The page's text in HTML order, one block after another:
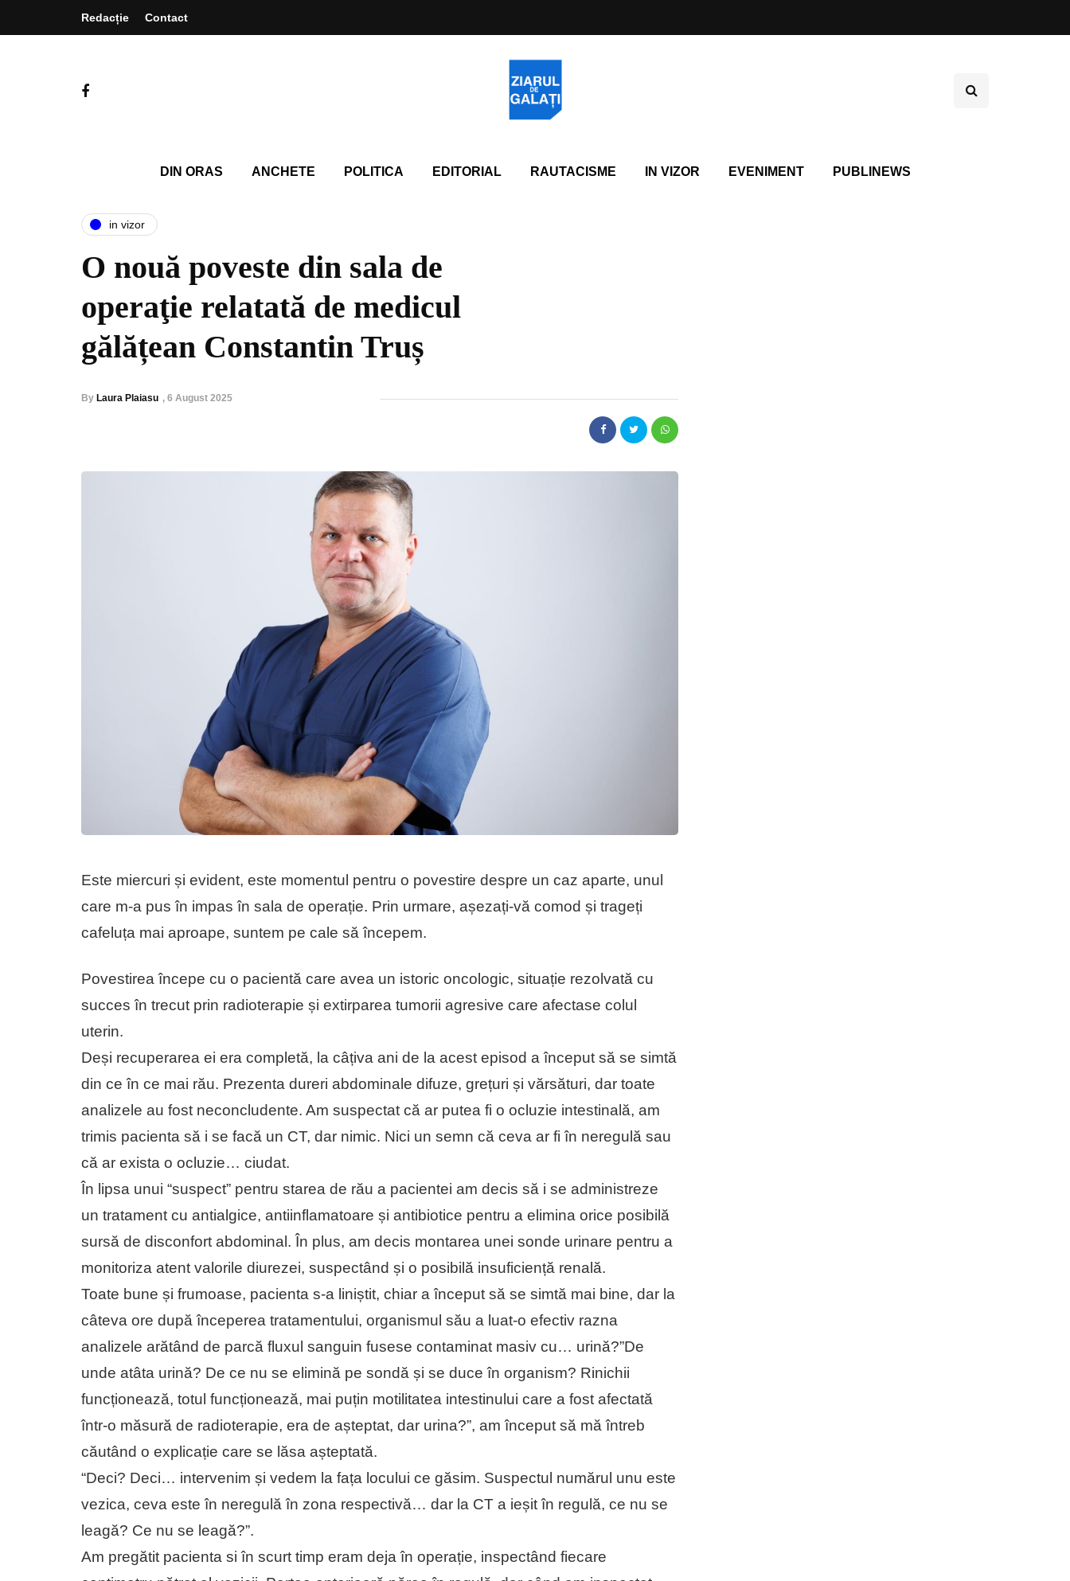
Redacție Contact
DIN ORAS ANCHETE POLITICA EDITORIAL RAUTACISME IN VIZOR EVENIMENT PUBLINEWS
in vizor
O nouă poveste din sala de
operaţie relatată de medicul
gălățean Constantin Truș
By Laura Plaiasu , 6 August 2025
Este miercuri și evident, este momentul pentru o povestire despre un caz aparte, unul
care m-a pus în impas în sala de operație. Prin urmare, așezați-vă comod și trageți
cafeluța mai aproape, suntem pe cale să începem.
Povestirea începe cu o pacientă care avea un istoric oncologic, situație rezolvată cu
succes în trecut prin radioterapie și extirparea tumorii agresive care afectase colul
uterin.
Deși recuperarea ei era completă, la câțiva ani de la acest episod a început să se simtă
din ce în ce mai rău. Prezenta dureri abdominale difuze, grețuri și vărsături, dar toate
analizele au fost neconcludente. Am suspectat că ar putea fi o ocluzie intestinală, am
trimis pacienta să i se facă un CT, dar nimic. Nici un semn că ceva ar fi în neregulă sau
că ar exista o ocluzie… ciudat.
În lipsa unui “suspect” pentru starea de rău a pacientei am decis să i se administreze
un tratament cu antialgice, antiinflamatoare și antibiotice pentru a elimina orice posibilă
sursă de disconfort abdominal. În plus, am decis montarea unei sonde urinare pentru a
monitoriza atent valorile diurezei, suspectând și o posibilă insuficiență renală.
Toate bune și frumoase, pacienta s-a liniștit, chiar a început să se simtă mai bine, dar la
câteva ore după începerea tratamentului, organismul său a luat-o efectiv razna
analizele arătând de parcă fluxul sanguin fusese contaminat masiv cu… urină?”De
unde atâta urină? De ce nu se elimină pe sondă și se duce în organism? Rinichii
funcționează, totul funcționează, mai puțin motilitatea intestinului care a fost afectată
într-o măsură de radioterapie, era de așteptat, dar urina?”, am început să mă întreb
căutând o explicație care se lăsa așteptată.
“Deci? Deci… intervenim și vedem la fața locului ce găsim. Suspectul numărul unu este
vezica, ceva este în neregulă în zona respectivă… dar la CT a ieșit în regulă, ce nu se
leagă? Ce nu se leagă?”.
Am pregătit pacienta si în scurt timp eram deja în operație, inspectând fiecare